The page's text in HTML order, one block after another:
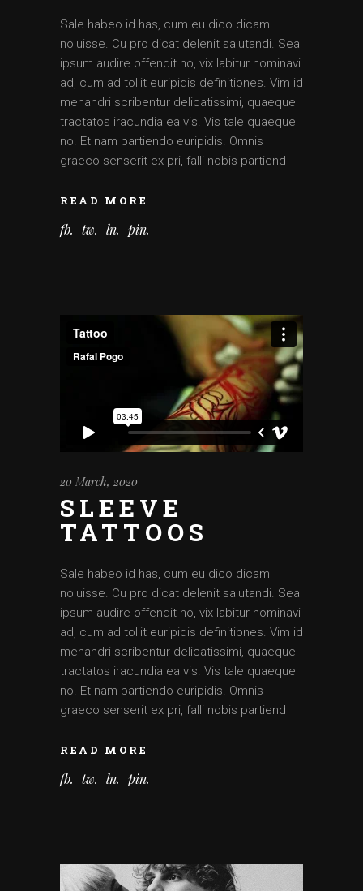
Sale habeo id has, cum eu dico dicam
noluisse. Cu pro dicat delenit salutandi. Sea
ipsum audire offendit no, vix labitur nominavi
ad, cum ad tollit euripidis definitiones. Vim id
menandri scribentur delicatissimi, quaeque
tractatos iracundia ea vis. Vis tale quaeque
no. Et nam partiendo euripidis. Omnis
graeco senserit ex pri, falli nobis partiend
READ MORE
fb tw ln pin
20 March, 2020
SLEEVE
TATTOOS
Sale habeo id has, cum eu dico dicam
noluisse. Cu pro dicat delenit salutandi. Sea
ipsum audire offendit no, vix labitur nominavi
ad, cum ad tollit euripidis definitiones. Vim id
menandri scribentur delicatissimi, quaeque
tractatos iracundia ea vis. Vis tale quaeque
no. Et nam partiendo euripidis. Omnis
graeco senserit ex pri, falli nobis partiend
READ MORE
fb tw ln pin